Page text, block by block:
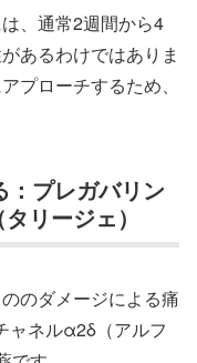
、通常2週間から4
あるわけではありま
プローチするため、
プレガバリン
リージェ）
のダメージによる痛
ャネルα2δ（アルフ